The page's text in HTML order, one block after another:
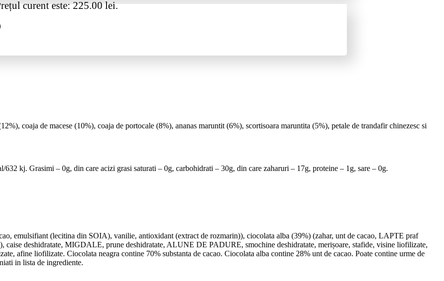
curent este: 225.00 lei.
coaja de macese (10%), coaja de portocale (8%), ananas maruntit (6%), scortisoara maruntita (5%), petale de trandafir chinezesc si
kj. Grasimi – 0g, din care acizi grasi saturati – 0g, carbohidrati – 30g, din care zaharuri – 17g, proteine – 1g, sare – 0g.
emulsifiant (lecitina din SOIA), vanilie, antioxidant (extract de rozmarin)), ciocolata alba (39%) (zahar, unt de cacao, LAPTE praf
deshidratate, MIGDALE, prune deshidratate, ALUNE DE PADURE, smochine deshidratate, merișoare, stafide, visine liofilizate,
afine liofilizate. Ciocolata neagra contine 70% substanta de cacao. Ciocolata alba contine 28% unt de cacao. Poate contine urme de
in lista de ingrediente.